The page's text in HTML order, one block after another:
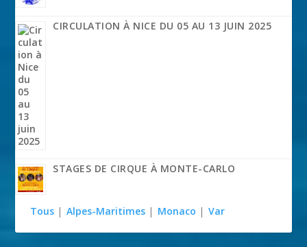
CIRCULATION À NICE DU 05 AU 13 JUIN 2025
STAGES DE CIRQUE À MONTE-CARLO
Tous | Alpes-Maritimes | Monaco | Var